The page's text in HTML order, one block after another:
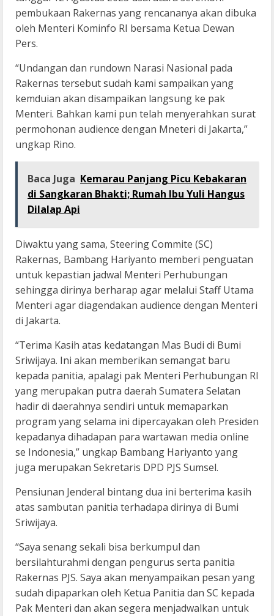
pembukaan Rakernas yang rencananya akan dibuka
oleh Menteri Kominfo RI bersama Ketua Dewan
Pers.
“Undangan dan rundown Narasi Nasional pada
Rakernas tersebut sudah kami sampaikan yang
kemduian akan disampaikan langsung ke pak
Menteri. Bahkan kami pun telah menyerahkan surat
permohonan audience dengan Mneteri di Jakarta,”
ungkap Rino.
Baca Juga Kemarau Panjang Picu Kebakaran
di Sangkaran Bhakti; Rumah Ibu Yuli Hangus
Dilalap Api
Diwaktu yang sama, Steering Commite (SC)
Rakernas, Bambang Hariyanto memberi penguatan
untuk kepastian jadwal Menteri Perhubungan
sehingga dirinya berharap agar melalui Staff Utama
Menteri agar diagendakan audience dengan Menteri
di Jakarta.
“Terima Kasih atas kedatangan Mas Budi di Bumi
Sriwijaya. Ini akan memberikan semangat baru
kepada panitia, apalagi pak Menteri Perhubungan RI
yang merupakan putra daerah Sumatera Selatan
hadir di daerahnya sendiri untuk memaparkan
program yang selama ini dipercayakan oleh Presiden
kepadanya dihadapan para wartawan media online
se Indonesia,” ungkap Bambang Hariyanto yang
juga merupakan Sekretaris DPD PJS Sumsel.
Pensiunan Jenderal bintang dua ini berterima kasih
atas sambutan panitia terhadapa dirinya di Bumi
Sriwijaya.
“Saya senang sekali bisa berkumpul dan
bersilahturahmi dengan pengurus serta panitia
Rakernas PJS. Saya akan menyampaikan pesan yang
sudah dipaparkan oleh Ketua Panitia dan SC kepada
Pak Menteri dan akan segera menjadwalkan untuk